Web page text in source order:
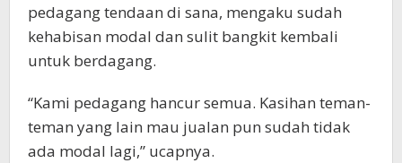
pedagang tendaan di sana, mengaku sudah
kehabisan modal dan sulit bangkit kembali
untuk berdagang.
“Kami pedagang hancur semua. Kasihan teman-
teman yang lain mau jualan pun sudah tidak
ada modal lagi,” ucapnya.